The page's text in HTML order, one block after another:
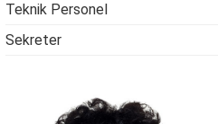
Teknik Personel
Sekreter